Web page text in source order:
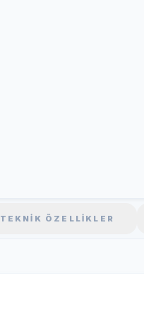
TEKNIK ÖZELLIKLER